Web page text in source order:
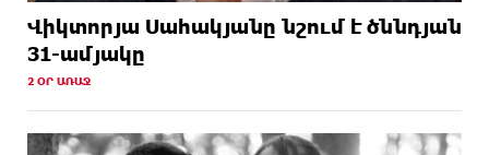
Վիկտորյա Սահակյանը նշում է ծննդյան
31-ամյակը
2 ՕՐ ԱՌԱՋ